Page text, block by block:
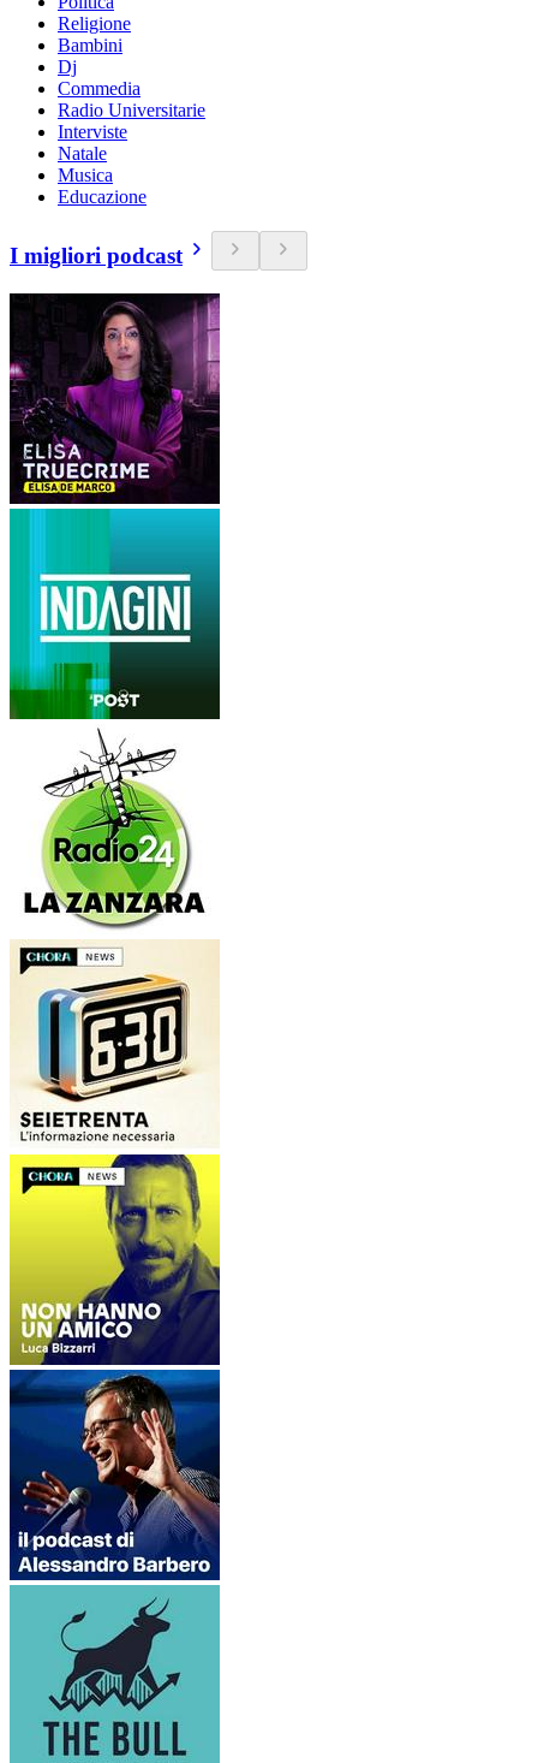
Religione
Bambini
Dj
Commedia
Radio Universitarie
Interviste
Natale
Musica
Educazione
I migliori podcast